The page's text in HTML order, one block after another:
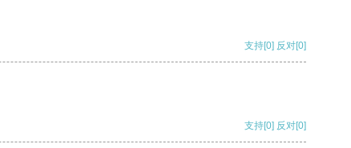
支持[0] 反对[0]
支持[0] 反对[0]